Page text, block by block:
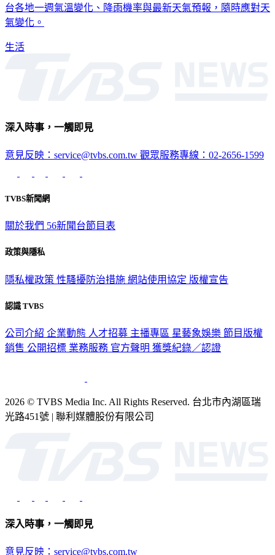
台各地一週氣溫變化、降雨機率與最新天氣預報，隨時應對天
氣變化。
生活
深入時事，一觸即見
意見反映：service@tvbs.com.tw 觀眾服務專線：02-2656-1599
TVBS新聞網
關於我們 56新聞台節目表
政策與隱私
隱私權政策 性騷擾防治措施 網站使用協定 版權宣告
認識 TVBS
公司介紹 企業動態 人才招募 主播專區 星藝象娛樂 節目版權
銷售 公開招標 業務服務 官方聲明 獲獎紀錄／認證
2026 © TVBS Media Inc. All Rights Reserved. 台北市內湖區瑞
光路451號 | 聯利媒體股份有限公司
深入時事，一觸即見
意見反映：service@tvbs.com.tw